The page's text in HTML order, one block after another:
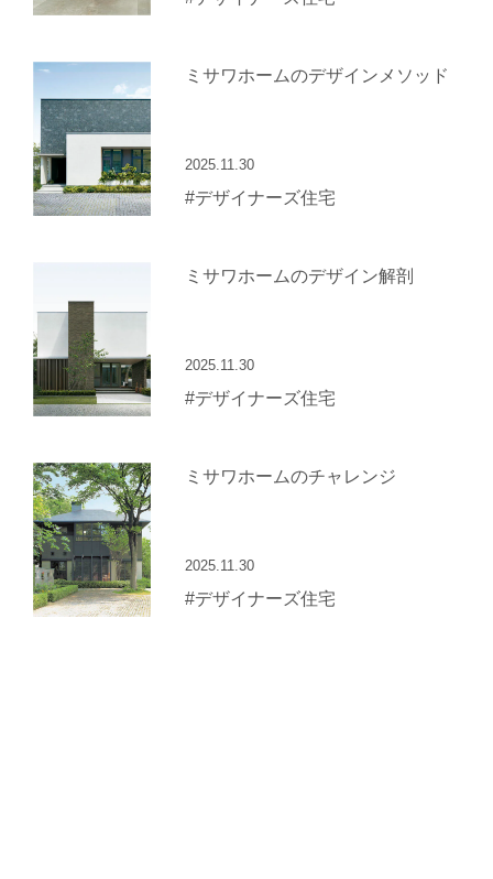
ミサワホームのデザインメソッド
2025.11.30
#デザイナーズ住宅
ミサワホームのデザイン解剖
2025.11.30
#デザイナーズ住宅
ミサワホームのチャレンジ
2025.11.30
#デザイナーズ住宅